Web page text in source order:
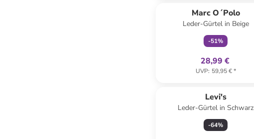
Marc O´Polo
Leder-Gürtel in Beige
-51%
28,99 €
UVP: 59,95 €*
Levi's
Leder-Gürtel in Schwarz
-64%